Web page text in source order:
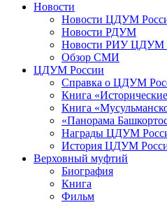
Новости
Новости ЦДУМ
Новости РДУМ
Новости РИУ ЦДУМ
Обзор СМИ
ЦДУМ России
Справка о ЦДУМ
Книга
Книга
«Панорама
Награды ЦДУМ
История ЦДУМ
Верховный муфтий
Биография
Книга
Фильм